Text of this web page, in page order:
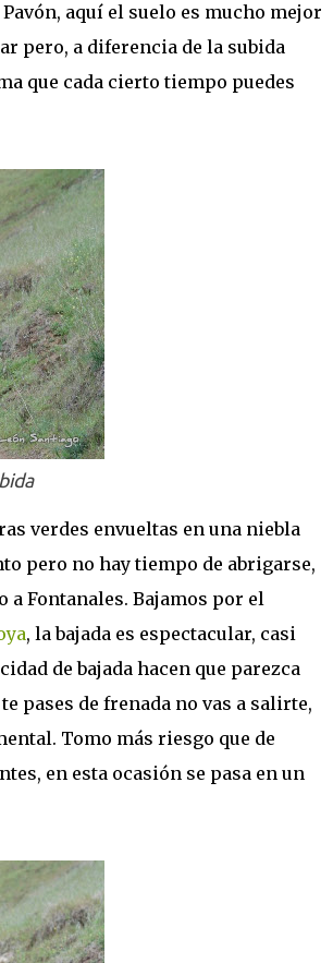
aquí el suelo es mucho mejor
pero, a diferencia de la subida
que cada cierto tiempo puedes
verdes envueltas en una niebla
pero no hay tiempo de abrigarse,
a Fontanales. Bajamos por el
, la bajada es espectacular, casi
de bajada hacen que parezca
pases de frenada no vas a salirte,
Tomo más riesgo que de
en esta ocasión se pasa en un